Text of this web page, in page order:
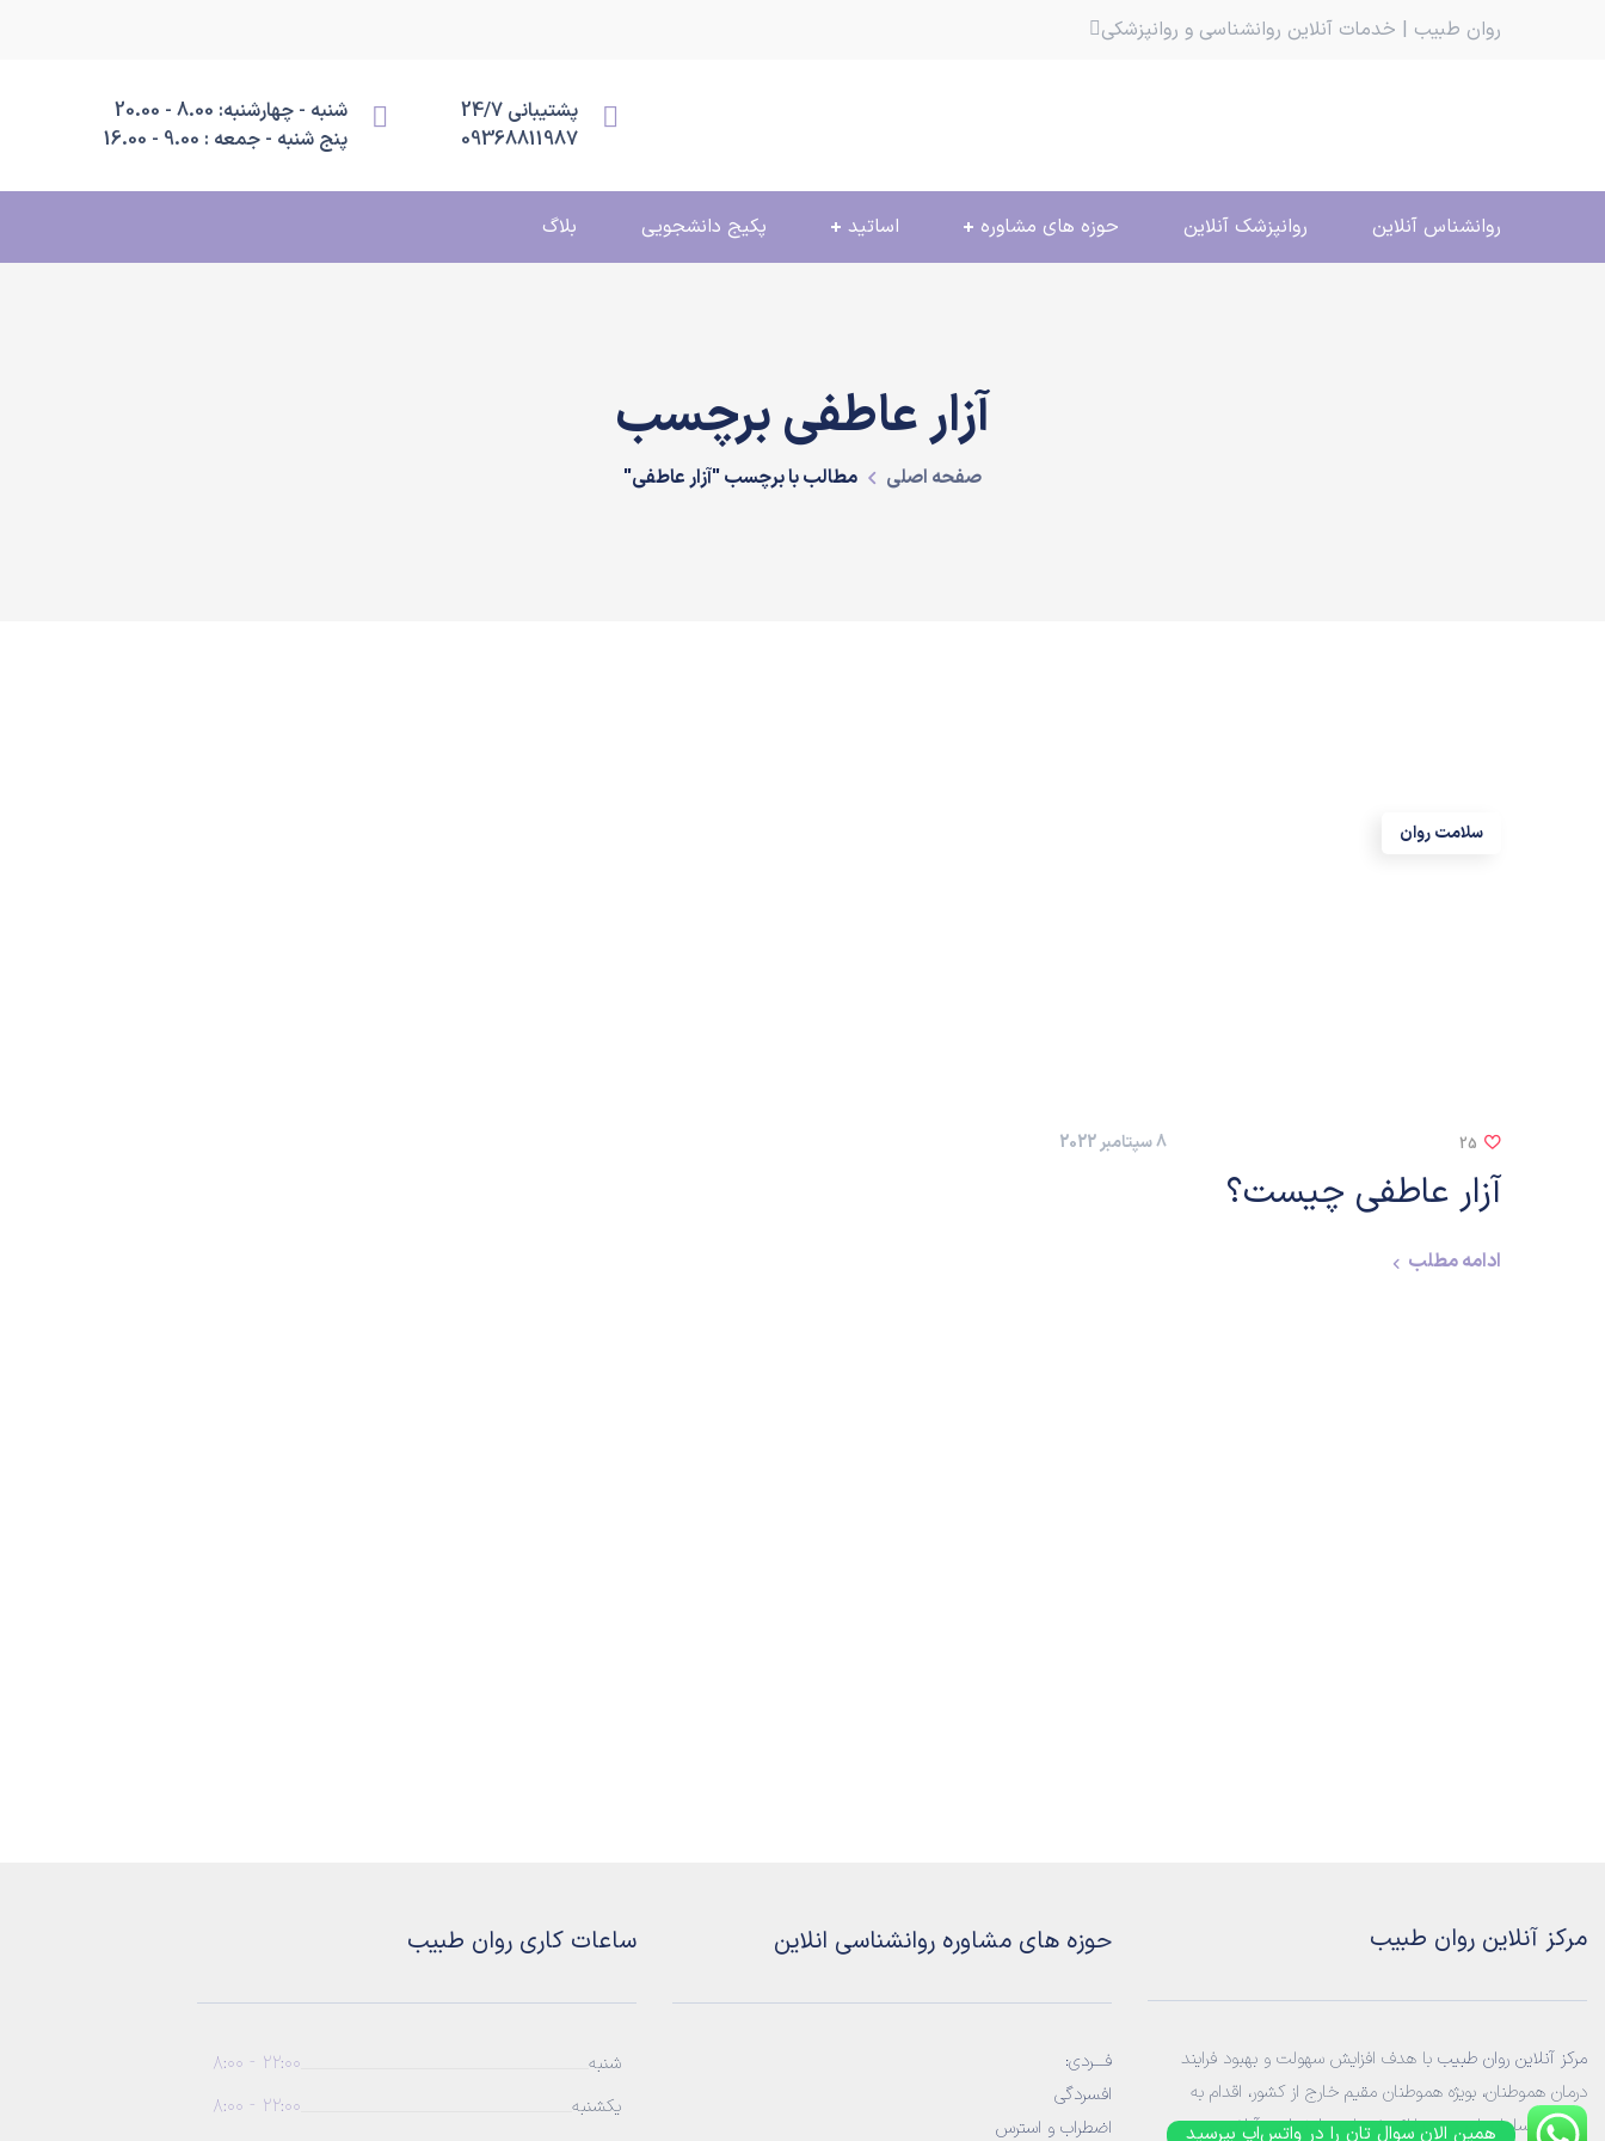
روان طبیب | خدمات آنلاین روانشناسی و روانپزشکی
پشتیبانی 24/7
09368811987
شنبه - چهارشنبه: 8.00 - 20.00
پنج شنبه - جمعه : 9.00 - 16.00
روانشناس آنلاین روانپزشک آنلاین حوزه های مشاوره اساتید پکیج دانشجویی بلاگ
آزار عاطفی برچسب
صفحه اصلی مطالب با برچسب "آزار عاطفی"
سلامت روان
8 سپتامبر 2022 25
آزار عاطفی چیست؟
ادامه مطلب
مرکز آنلاین روان طبیب
مرکز آنلاین روان طبیب با هدف افزایش سهولت و بهبود فرایند
درمان هموطنان، بویژه هموطنان مقیم خارج از کشور، اقدام به
راه‌اندازی سامانه‌ ای جهت ارائه خدماتروانشناسی آنلاینو
حوزه های مشاوره روانشناسی انلاین
فـــردی:
افسردگی
اضطراب و استرس
ساعات کاری روان طبیب
شنبه 22:00 - 8:00
یکشنبه 22:00 - 8:00
همین الان سوال تان را در واتس‌اپ بپرسید